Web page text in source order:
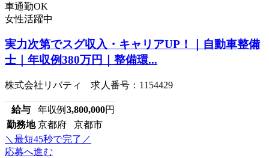
車通勤OK
女性活躍中
実力次第でスグ収入・キャリアUP！｜自動車整備
士｜年収例380万円｜整備環...
株式会社リバティ 求人番号：1154429
給与 年収例 3,800,000円
勤務地 京都府 京都市
＼最短45秒で完了／
応募へ進む